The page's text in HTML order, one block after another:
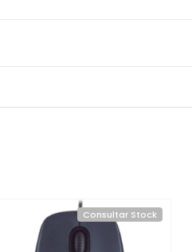
Consultar Stock